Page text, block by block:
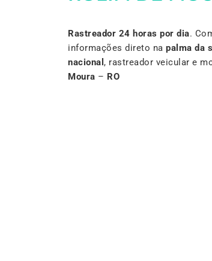
Rastreador 24 horas por dia.
informações direto na palma da
nacional , rastreador veicular e
Moura – RO